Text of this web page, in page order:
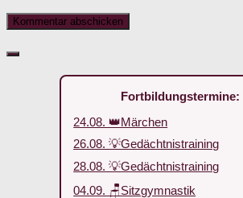
Fortbildungstermine:
24.08. 👑Märchen
26.08. 💡Gedächtnistraining
28.08. 💡Gedächtnistraining
04.09. 🪑Sitzgymnastik